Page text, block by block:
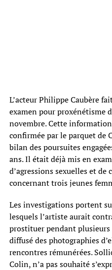
L’acteur Philippe Caubère
examen pour proxénétisme
novembre. Cette
confirmée par le parquet de
bilan des poursuites
ans. Il était déjà mis en
d’agressions sexuelles et
concernant trois jeunes
Les investigations portent
lesquels l’artiste aurait
prostituer pendant plusieurs
diffusé des photographies
rencontres rémunérées.
Colin, n’a pas souhaité